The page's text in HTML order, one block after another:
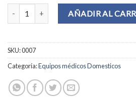
Termómetro digital infrarrojo cantidad
AÑADIR AL
SKU:0007
Categoría:Equipos médicos Domesticos